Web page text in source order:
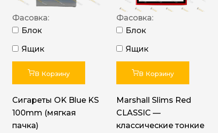
Фасовка:
Блок
Ящик
В Корзину
Сигареты OK Blue KS
100mm (мягкая
пачка)
Фасовка:
Блок
Ящик
В Корзину
Marshall Slims Red
CLASSIC —
классические тонкие